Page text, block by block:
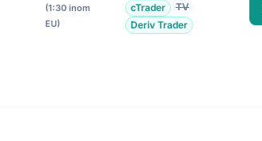
(1:30 inom
EU)
cTrader
TV
Deriv Trader